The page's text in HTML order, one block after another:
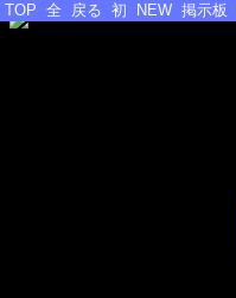
TOP 全 戻る 初 NEW 掲示板